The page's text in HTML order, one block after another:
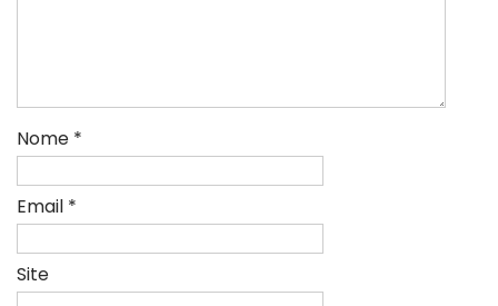
Nome *
Email *
Site